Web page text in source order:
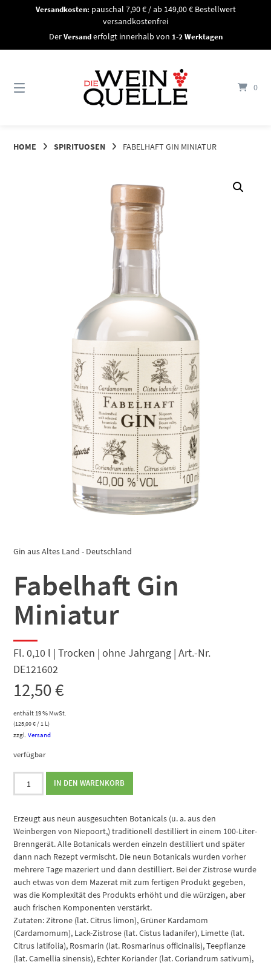
Versandkosten: pauschal 7,90 € / ab 149,00 € Bestellwert
versandkostenfrei
DerVersanderfolgt innerhalb von 1-2 Werktagen
0
HOME SPIRITUOSEN FABELHAFT GIN MINIATUR
Gin aus Altes Land - Deutschland
Fabelhaft Gin
Miniatur
Fl. 0,10 l | Trocken | ohne Jahrgang | Art.-Nr.
DE121602
12,50€
enthält 19 % MwSt.
(125,00€/ 1 L)
zzgl.Versand
verfügbar
Fabelhaft
Menge
IN DEN WARENKORB
Erzeugt aus neun ausgesuchten Botanicals (u. a. aus den
Weinbergen von Niepoort,) traditionell destilliert in einem 100-Liter-
Brenngerät. Alle Botanicals werden einzeln destilliert und später
dann nach Rezept vermischt. Die neun Botanicals wurden vorher
mehrere Tage mazeriert und dann destilliert. Bei der Zistrose wurde
auch etwas von dem Mazerat mit zum fertigen Produkt gegeben,
was die Komplexität des Produkts erhöht und die würzigen, aber
auch frischen Komponenten verstärkt.
Zutaten: Zitrone (lat. Citrus limon), Grüner Kardamom
(Cardamomum), Lack-Zistrose (lat. Cistus ladanifer), Limette (lat.
Citrus latifolia), Rosmarin (lat. Rosmarinus officinalis), Teepflanze
(lat. Camellia sinensis), Echter Koriander (lat. Coriandrum sativum),